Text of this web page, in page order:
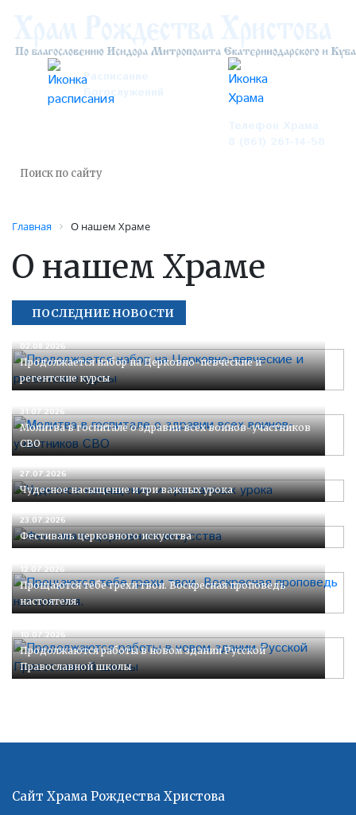
Расписание
Богослужений
Главная О нашем Храме
О нашем Храме
ПОСЛЕДНИЕ НОВОСТИ
02.08.2026
Продолжается набор на Церковно-певческие и
регентские курсы
31.07.2026
Молитва в госпитале о здравии всех воинов-участников
СВО
27.07.2026
Чудесное насыщение и три важных урока
23.07.2026
Фестиваль церковного искусства
12.07.2026
Прощаются тебе грехи твои. Воскресная проповедь
настоятеля.
10.07.2026
Продолжаются работы в новом здании Русской
Православной школы
Сайт Храма Рождества Христова